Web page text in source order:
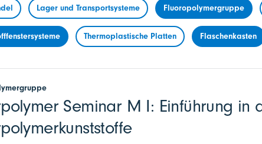
Lager und Transportsysteme Fluoropolymergruppe
Thermoplastische Platten Flaschenkasten
Seminar M I: Einführung in